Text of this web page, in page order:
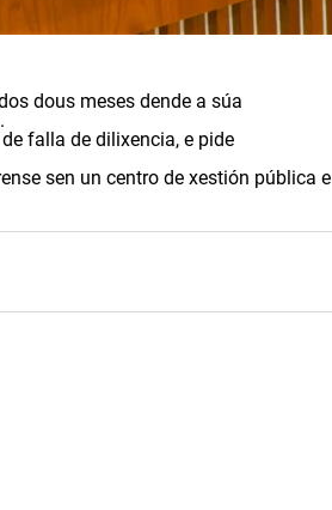
dous meses dende a súa
falla de dilixencia, e pide
sen un centro de xestión pública e